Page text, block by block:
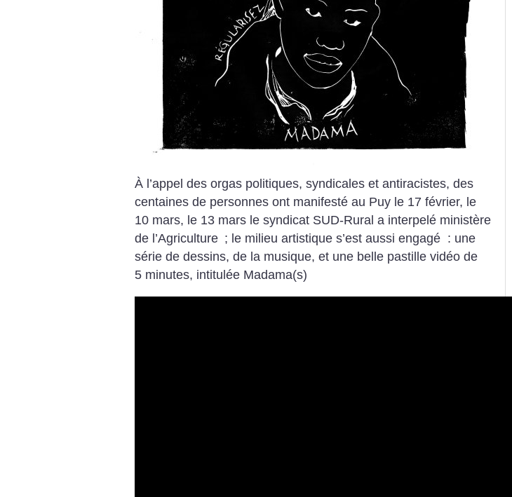
À l’appel des orgas politiques, syndicales et antiracistes, des
centaines de personnes ont manifesté au Puy le 17 février, le
10 mars, le 13 mars le syndicat SUD-Rural a interpelé ministère
de l’Agriculture ; le milieu artistique s’est aussi engagé : une
série de dessins, de la musique, et une belle pastille vidéo de
5 minutes, intitulée Madama(s)